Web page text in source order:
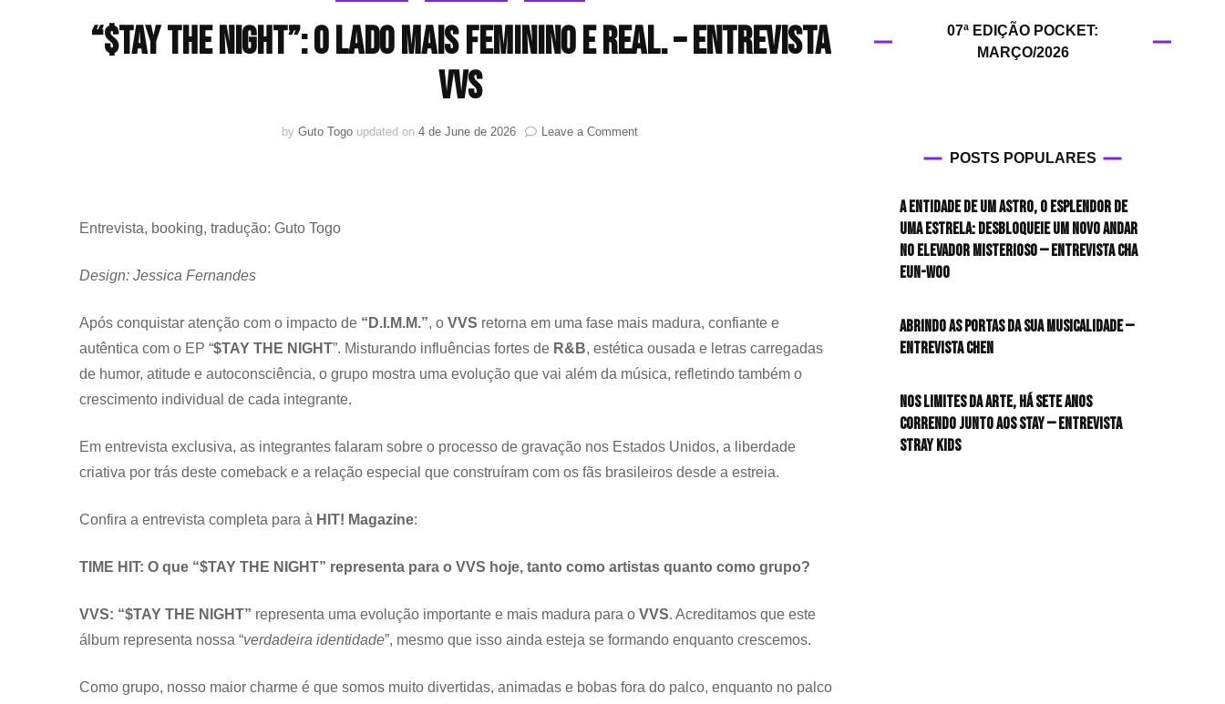
HIT!Games
HIT!Diary
HIT!Lyrics
HIT!Queer
HIT!Radar
HIT!Review
“$TAY THE NIGHT”: o lado mais feminino e real. – Entrevista
VVS
by Guto Togo updated on 4 de June de 2026 Leave a Commenton
Entrevista
VVS
Entrevista, booking, tradução: Guto Togo
Design: Jessica Fernandes
Após conquistar atenção com o impacto de “D.I.M.M.”, o VVS retorna em uma fase mais madura, confiante e
autêntica com o EP “$TAY THE NIGHT”. Misturando influências fortes de R&B, estética ousada e letras carregadas
de humor, atitude e autoconsciência, o grupo mostra uma evolução que vai além da música, refletindo também o
crescimento individual de cada integrante.
Em entrevista exclusiva, as integrantes falaram sobre o processo de gravação nos Estados Unidos, a liberdade
criativa por trás deste comeback e a relação especial que construíram com os fãs brasileiros desde a estreia.
Confira a entrevista completa para à HIT! Magazine:
TIME HIT: O que “$TAY THE NIGHT” representa para o VVS hoje, tanto como artistas quanto como grupo?
VVS: “$TAY THE NIGHT” representa uma evolução importante e mais madura para o VVS. Acreditamos que este
álbum representa nossa “verdadeira identidade”, mesmo que isso ainda esteja se formando enquanto crescemos.
Como grupo, nosso maior charme é que somos muito divertidas, animadas e bobas fora do palco, enquanto no palco
07ª EDIÇÃO POCKET:
MARÇO/2026
POSTS POPULARES
A entidade de um astro, o esplendor de
uma estrela: desbloqueie um novo andar
no elevador misterioso — Entrevista CHA
EUN-WOO
Abrindo as portas da sua musicalidade —
Entrevista CHEN
Nos limites da arte, há sete anos
correndo junto aos STAY — Entrevista
Stray Kids